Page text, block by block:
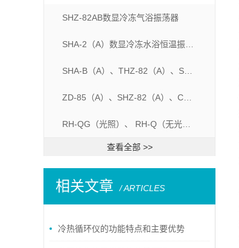
SHZ-82AB数显冷冻气浴振荡器
查看全部 >>
相关文章 / ARTICLES
冷热循环仪的功能特点和主要优势